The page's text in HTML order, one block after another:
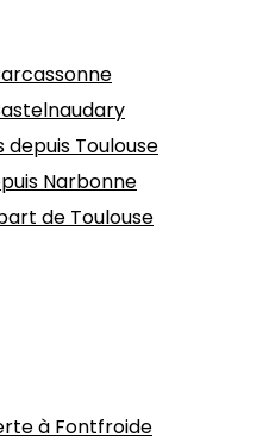
depuis Toulouse
Narbonne
de Toulouse
à Fontfroide